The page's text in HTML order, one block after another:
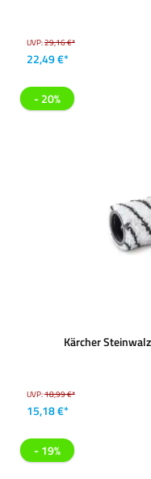
UVP:29,16 €*
22,49 €*
- 20%
Kärcher
UVP:18,99 €*
15,18 €*
- 19%